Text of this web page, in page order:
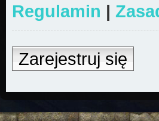
Regulamin |
Zarejestruj się